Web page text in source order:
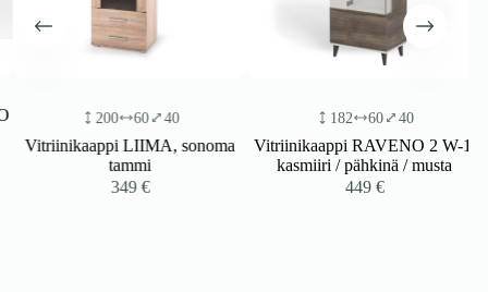
200 60 40
Vitriinikaappi LIIMA, sonoma
tammi
349€
182 60 40
Vitriinikaappi RAVENO 2 W-1,
kasmiiri / pähkinä / musta
449€